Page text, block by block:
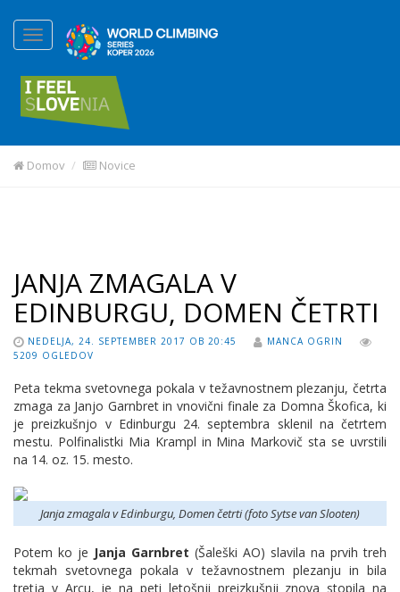
Domov Novice
JANJA ZMAGALA V
EDINBURGU, DOMEN ČETRTI
NEDELJA, 24. SEPTEMBER 2017 OB 20:45
MANCA OGRIN
5209 OGLEDOV
Peta tekma svetovnega pokala v težavnostnem plezanju, četrta
zmaga za Janjo Garnbret in vnovični finale za Domna Škofica, ki
je preizkušnjo v Edinburgu 24. septembra sklenil na četrtem
mestu. Polfinalistki Mia Krampl in Mina Markovič sta se uvrstili
na 14. oz. 15. mesto.
Janja zmagala v Edinburgu, Domen četrti (foto Sytse van Slooten)
Potem ko je Janja Garnbret (Šaleški AO) slavila na prvih treh
tekmah svetovnega pokala v težavnostnem plezanju in bila
tretja v Arcu, je na peti letošnji preizkušnji znova stopila na